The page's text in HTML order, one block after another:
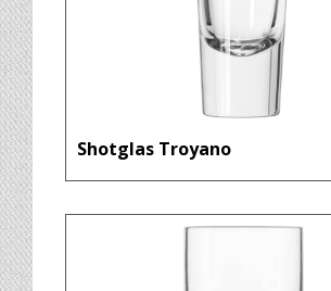
Shotglas Troyano